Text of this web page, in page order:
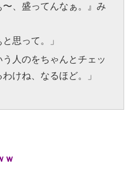
〜、盛ってんなぁ。』み
思って。」
う人のをちゃんとチェッ
けね、なるほど。」
ｗ